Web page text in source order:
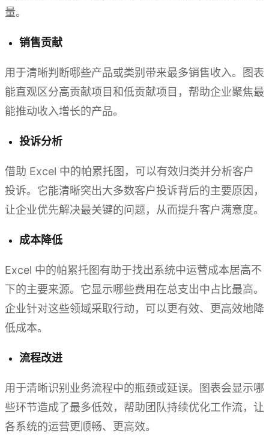
量。
销售贡献
用于清晰判断哪些产品或类别带来最多销售收入。图表
能直观区分高贡献项目和低贡献项目，帮助企业聚焦最
能推动收入增长的产品。
投诉分析
借助 Excel 中的帕累托图，可以有效归类并分析客户
投诉。它能清晰突出大多数客户投诉背后的主要原因，
让企业优先解决最关键的问题，从而提升客户满意度。
成本降低
Excel 中的帕累托图有助于找出系统中运营成本居高不
下的主要来源。它显示哪些费用在总支出中占比最高。
企业针对这些领域采取行动，可以更有效、更高效地降
低成本。
流程改进
用于清晰识别业务流程中的瓶颈或延误。图表会显示哪
些环节造成了最多低效，帮助团队持续优化工作流，让
各系统的运营更顺畅、更高效。